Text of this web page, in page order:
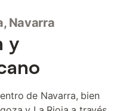
Navarra
y
de Navarra, bien